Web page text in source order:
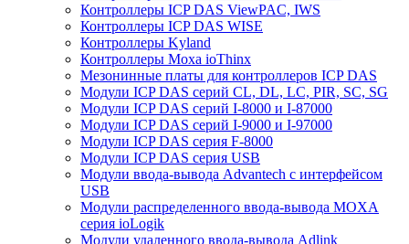
Контроллеры ICP DAS ViewPAC, IWS
Контроллеры ICP DAS WISE
Контроллеры Kyland
Контроллеры Moxa ioThinx
Мезонинные платы для контроллеров ICP DAS
Модули ICP DAS серий CL, DL, LC, PIR, SC, SG
Модули ICP DAS серий I-8000 и I-87000
Модули ICP DAS серий I-9000 и I-97000
Модули ICP DAS серия F-8000
Модули ICP DAS серия USB
Модули ввода-вывода Advantech с интерфейсом
USB
Модули распределенного ввода-вывода MOXA
серия ioLogik
Модули удаленного ввода-вывода Adlink